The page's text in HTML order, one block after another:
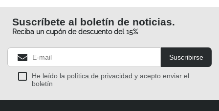
Suscríbete al boletín de noticias.
Reciba un cupón de descuento del 15%
Suscribirse
He leído la política de privacidad y acepto enviar el
boletín